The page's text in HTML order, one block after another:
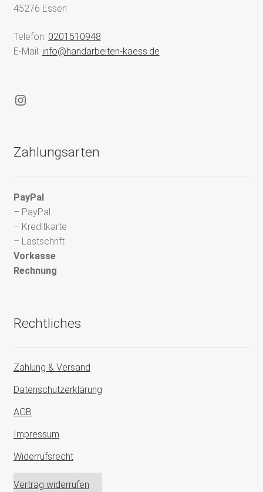
45276 Essen
Telefon: 0201510948
E-Mail: info@handarbeiten-kaess.de
Instagram
Zahlungsarten
PayPal
– PayPal
– Kreditkarte
– Lastschrift
Vorkasse
Rechnung
Rechtliches
Zahlung & Versand
Datenschutzerklärung
AGB
Impressum
Widerrufsrecht
Vertrag widerrufen